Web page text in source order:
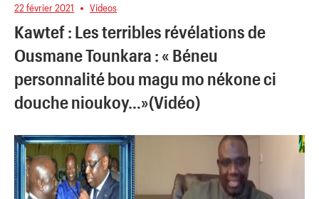
22 février 2021 Videos
Kawtef : Les terribles révélations de
Ousmane Tounkara : « Béneu
personnalité bou magu mo nékone ci
douche nioukoy…»(Vidéo)